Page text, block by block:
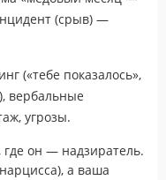
(срыв) —
(«тебе показалось»,
вербальные
угрозы.
он — надзиратель.
а ваша